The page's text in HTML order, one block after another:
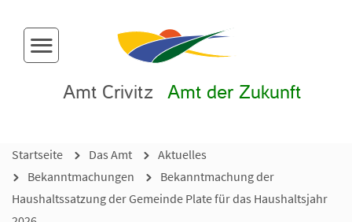
Menü-Button
Amt Crivitz Amt der Zukunft
Startseite Das Amt
Aktuelles
Bekanntmachungen
Bekanntmachung der
Haushaltssatzung der Gemeinde Plate für das Haushaltsjahr